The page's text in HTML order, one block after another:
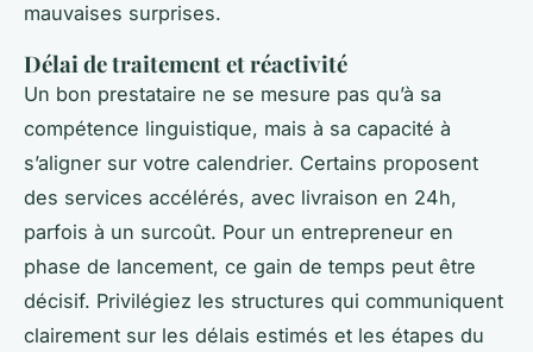
mauvaises surprises.
Délai de traitement et réactivité
Un bon prestataire ne se mesure pas qu’à sa
compétence linguistique, mais à sa capacité à
s’aligner sur votre calendrier. Certains proposent
des services accélérés, avec livraison en 24h,
parfois à un surcoût. Pour un entrepreneur en
phase de lancement, ce gain de temps peut être
décisif. Privilégiez les structures qui communiquent
clairement sur les délais estimés et les étapes du